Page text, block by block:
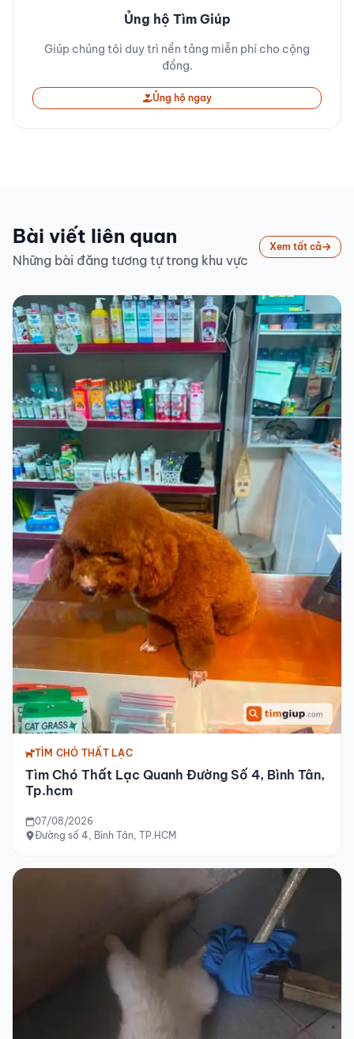
Ủng hộ Tìm Giúp
Giúp chúng tôi duy trì nền tảng miễn phí cho cộng
đồng.
Ủng hộ ngay
Bài viết liên quan
Những bài đăng tương tự trong khu vực
Xem tất cả
TÌM CHÓ THẤT LẠC
Tìm Chó Thất Lạc Quanh Đường Số 4, Bình Tân,
Tp.hcm
07/08/2026
Đường số 4, Bình Tân, TP.HCM